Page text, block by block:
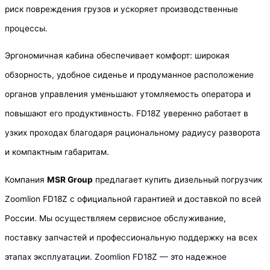
риск повреждения грузов и ускоряет производственные
процессы.
Эргономичная кабина обеспечивает комфорт: широкая
обзорность, удобное сиденье и продуманное расположение
органов управления уменьшают утомляемость оператора и
повышают его продуктивность. FD18Z уверенно работает в
узких проходах благодаря рациональному радиусу разворота
и компактным габаритам.
Компания MSR Group предлагает купить дизельный погрузчик
Zoomlion FD18Z с официальной гарантией и доставкой по всей
России. Мы осуществляем сервисное обслуживание,
поставку запчастей и профессиональную поддержку на всех
этапах эксплуатации. Zoomlion FD18Z — это надежное